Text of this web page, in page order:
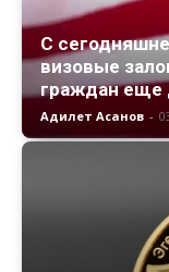
С
визовые
граждан еще
Адилет Асанов -